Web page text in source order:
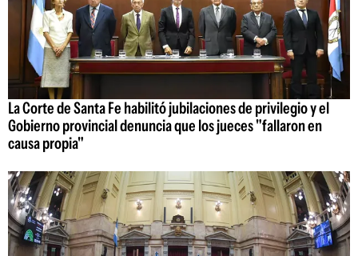
La Corte de Santa Fe habilitó jubilaciones de privilegio y el
Gobierno provincial denuncia que los jueces "fallaron en
causa propia"